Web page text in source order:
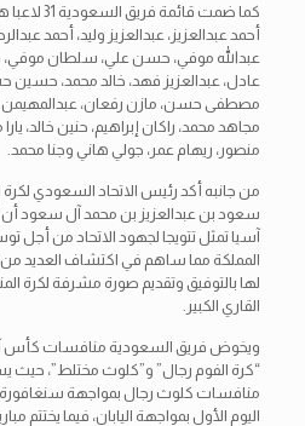
كما ضمت
أحمد عبدالعزيز، عبدالعزيز وليد، أحمد
عبدالله موفي، حسن علي، سلطان موفي،
عادل، عبدالعزيز فهد، خالد محمد، حسين
مصطفى حسن، مازن رفعان، عبدالمهيمن
مجاهد محمد، راكان إبراهيم، حنين خالد،
منصور، ريهام عمر، جولي هاني وجنا محمد.
من جانبه أكد رئيس الاتحاد السعودي لكرة
آسيا تمثل تتويجا لجهود الاتحاد من أجل
المملكة مما ساهم في اكتشاف العديد من
لها بالتوفيق وتقديم صورة مشرفة لكرة
القاري الكبير.
“كرة الفوم رجال” و”كلوث مختلط”،
منافسات كلوث رجال بمواجهة سنغافورة
اليوم الأول بمواجهة اليابان، فيما يختتم